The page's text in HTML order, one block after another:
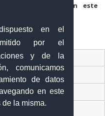
en el
por el
y de la
comunicamos
de datos
en este
la misma.
y web en este
Virtual
Exterior